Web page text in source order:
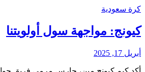
كرة سعودية
كيونج: مواجهة سول أولويتنا
أبريل 17, 2025